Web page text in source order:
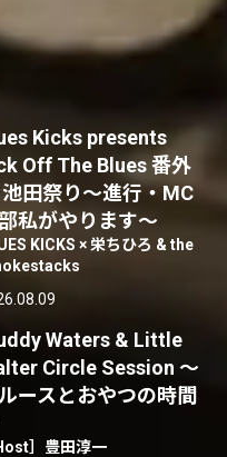
Kicks presents
Off The Blues 番外
田祭り〜進行・MC
私がやります〜
KICKS × 栄ちひろ & the
Waters & Little
Circle Session ～
ースとおやつの時間
］豊田淳一